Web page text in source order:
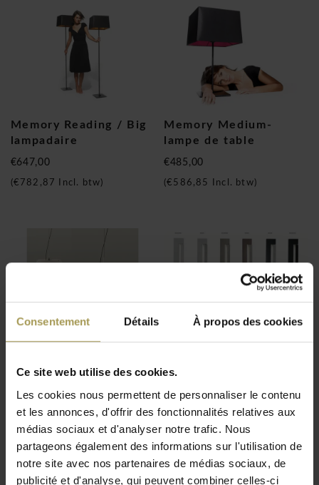
Consentement Détails À propos des cookies
Ce site web utilise des cookies.
Les cookies nous permettent de personnaliser le contenu
et les annonces, d'offrir des fonctionnalités relatives aux
médias sociaux et d'analyser notre trafic. Nous
partageons également des informations sur l'utilisation de
notre site avec nos partenaires de médias sociaux, de
publicité et d'analyse, qui peuvent combiner celles-ci
Memory Reading / Big
lampadaire
€647,00
(€782,87 Incl. btw)
Memory Medium-
lampe de table
€485,00
(€586,85 Incl. btw)